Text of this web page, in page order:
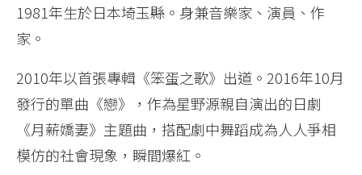
1981年生於日本埼玉縣。身兼音樂家、演員、作
家。
2010年以首張專輯《笨蛋之歌》出道。2016年10月
發行的單曲《戀》，作為星野源親自演出的日劇
《月薪嬌妻》主題曲，搭配劇中舞蹈成為人人爭相
模仿的社會現象，瞬間爆紅。